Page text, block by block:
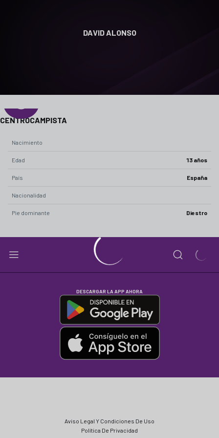
DAVID ALONSO
0
POSICIÓN
CENTROCAMPISTA
Nacimiento
Edad 13 años
País España
Nacionalidad
Pie dominante Diestro
DESCARGAR LA APP AHORA
Aviso Legal Y Condiciones De Uso
Política De Privacidad